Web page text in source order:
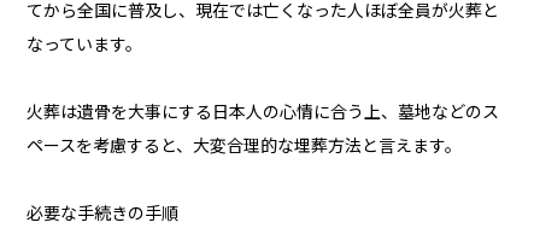
てから全国に普及し、現在では亡くなった人ほぼ全員が火葬と
なっています。
火葬は遺骨を大事にする日本人の心情に合う上、墓地などのス
ペースを考慮すると、大変合理的な埋葬方法と言えます。
必要な手続きの手順